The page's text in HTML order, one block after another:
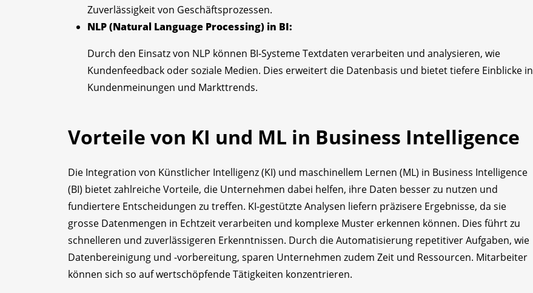
Zuverlässigkeit von Geschäftsprozessen.
NLP (Natural Language Processing) in BI:
Durch den Einsatz von NLP können BI-Systeme Textdaten verarbeiten und analysieren, wie
Kundenfeedback oder soziale Medien. Dies erweitert die Datenbasis und bietet tiefere Einblicke in
Kundenmeinungen und Markttrends.
Vorteile von KI und ML in Business Intelligence
Die Integration von Künstlicher Intelligenz (KI) und maschinellem Lernen (ML) in Business Intelligence
(BI) bietet zahlreiche Vorteile, die Unternehmen dabei helfen, ihre Daten besser zu nutzen und
fundiertere Entscheidungen zu treffen. KI-gestützte Analysen liefern präzisere Ergebnisse, da sie
grosse Datenmengen in Echtzeit verarbeiten und komplexe Muster erkennen können. Dies führt zu
schnelleren und zuverlässigeren Erkenntnissen. Durch die Automatisierung repetitiver Aufgaben, wie
Datenbereinigung und -vorbereitung, sparen Unternehmen zudem Zeit und Ressourcen. Mitarbeiter
können sich so auf wertschöpfende Tätigkeiten konzentrieren.